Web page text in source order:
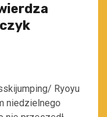
Ryoyu
niedzielnego